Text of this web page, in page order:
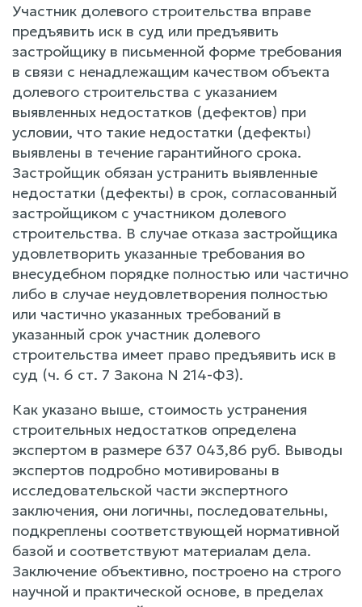
Участник долевого строительства вправе
предъявить иск в суд или предъявить
застройщику в письменной форме требования
в связи с ненадлежащим качеством объекта
долевого строительства с указанием
выявленных недостатков (дефектов) при
условии, что такие недостатки (дефекты)
выявлены в течение гарантийного срока.
Застройщик обязан устранить выявленные
недостатки (дефекты) в срок, согласованный
застройщиком с участником долевого
строительства. В случае отказа застройщика
удовлетворить указанные требования во
внесудебном порядке полностью или частично
либо в случае неудовлетворения полностью
или частично указанных требований в
указанный срок участник долевого
строительства имеет право предъявить иск в
суд (ч. 6 ст. 7 Закона N 214-ФЗ).
Как указано выше, стоимость устранения
строительных недостатков определена
экспертом в размере 637 043,86 руб. Выводы
экспертов подробно мотивированы в
исследовательской части экспертного
заключения, они логичны, последовательны,
подкреплены соответствующей нормативной
базой и соответствуют материалам дела.
Заключение объективно, построено на строго
научной и практической основе, в пределах